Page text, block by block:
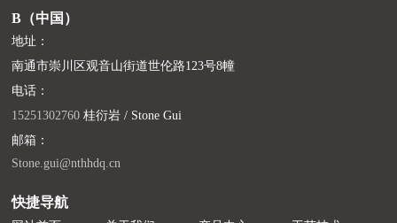
B（中国）
地址：
南通市崇川区观音山街道世伦路123号8幢
电话：
15251302760 桂衍岩 / Stone Gui
邮箱：
Stone.gui@nthhdq.cn
快捷导航